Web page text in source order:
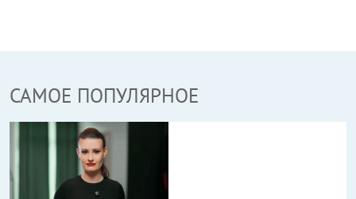
САМОЕ ПОПУЛЯРНОЕ